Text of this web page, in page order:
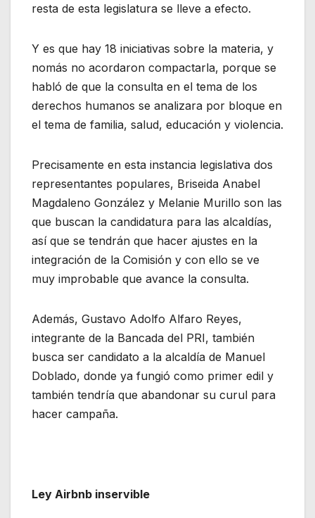
resta de esta legislatura se lleve a efecto.
Y es que hay 18 iniciativas sobre la materia, y
nomás no acordaron compactarla, porque se
habló de que la consulta en el tema de los
derechos humanos se analizara por bloque en
el tema de familia, salud, educación y violencia.
Precisamente en esta instancia legislativa dos
representantes populares, Briseida Anabel
Magdaleno González y Melanie Murillo son las
que buscan la candidatura para las alcaldías,
así que se tendrán que hacer ajustes en la
integración de la Comisión y con ello se ve
muy improbable que avance la consulta.
Además, Gustavo Adolfo Alfaro Reyes,
integrante de la Bancada del PRI, también
busca ser candidato a la alcaldía de Manuel
Doblado, donde ya fungió como primer edil y
también tendría que abandonar su curul para
hacer campaña.
Ley Airbnb inservible